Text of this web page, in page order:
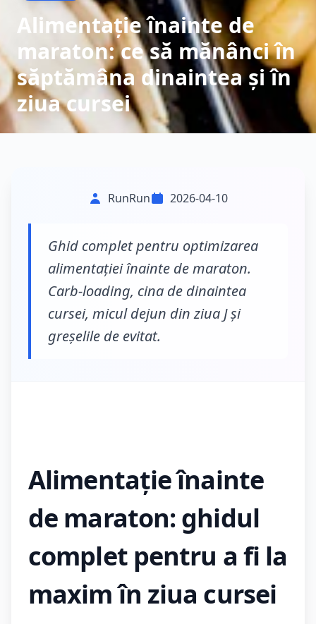
Alimentație înainte de
maraton: ce să mănânci în
săptămâna dinaintea și în
ziua cursei
RunRun 2026-04-10
Ghid complet pentru optimizarea
alimentației înainte de maraton.
Carb-loading, cina de dinaintea
cursei, micul dejun din ziua J și
greșelile de evitat.
Alimentație înainte
de maraton: ghidul
complet pentru a fi la
maxim în ziua cursei